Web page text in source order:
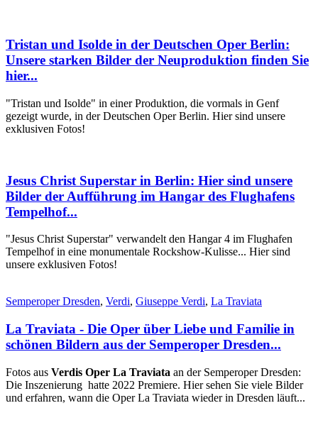
Tristan und Isolde in der Deutschen Oper Berlin:
Unsere starken Bilder der Neuproduktion finden Sie
hier...
"Tristan und Isolde" in einer Produktion, die vormals in Genf
gezeigt wurde, in der Deutschen Oper Berlin. Hier sind unsere
exklusiven Fotos!
Jesus Christ Superstar in Berlin: Hier sind unsere
Bilder der Aufführung im Hangar des Flughafens
Tempelhof...
"Jesus Christ Superstar" verwandelt den Hangar 4 im Flughafen
Tempelhof in eine monumentale Rockshow-Kulisse... Hier sind
unsere exklusiven Fotos!
Semperoper Dresden, Verdi, Giuseppe Verdi, La Traviata
La Traviata - Die Oper über Liebe und Familie in
schönen Bildern aus der Semperoper Dresden...
Fotos aus Verdis Oper La Traviata an der Semperoper Dresden:
Die Inszenierung hatte 2022 Premiere. Hier sehen Sie viele Bilder
und erfahren, wann die Oper La Traviata wieder in Dresden läuft...